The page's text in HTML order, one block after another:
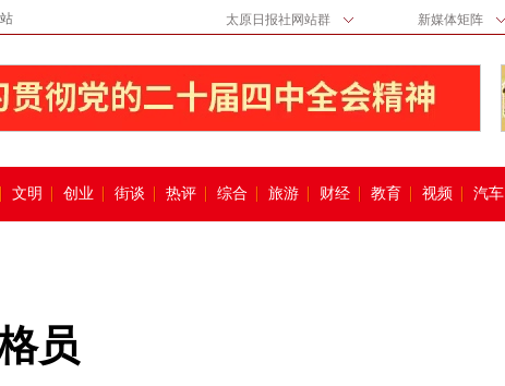
太原日报社网站群 新媒体矩阵
文明 创业 街谈 热评 综合 旅游 财经 教育 视频 汽车
员